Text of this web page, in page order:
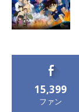
15,399
ファン